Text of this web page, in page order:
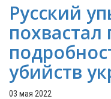
Русский
убийств
03 мая 2022